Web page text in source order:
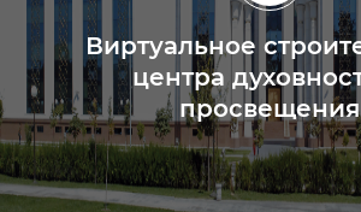
Виртуальное
центра
просвещения